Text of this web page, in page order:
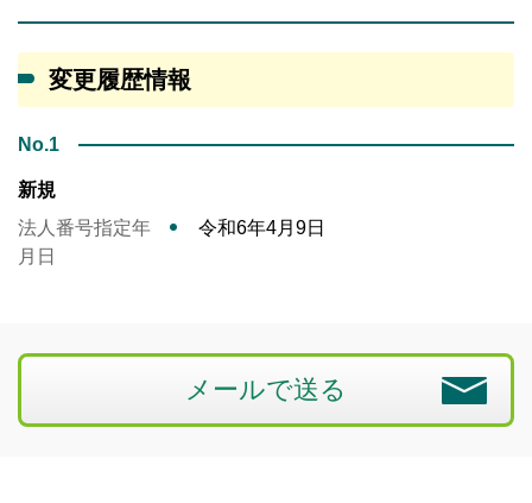
変更履歴情報
No.1
新規
法人番号指定年
月日
令和6年4月9日
メールで送る